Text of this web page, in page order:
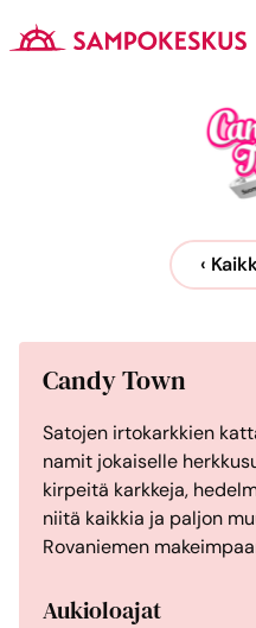
sisältöön
‹
Candy Town
Satojen irtokarkkien
namit jokaiselle
kirpeitä karkkeja,
niitä kaikkia ja paljon
Rovaniemen
Aukioloajat